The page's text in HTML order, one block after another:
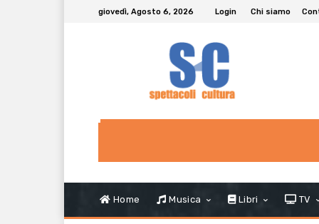
giovedì, Agosto 6, 2026 Login Chi siamo
Home Musica Libri TV